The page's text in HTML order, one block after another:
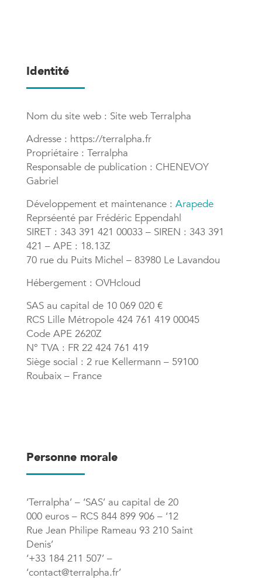
Identité
Nom du site web : Site web Terralpha
Adresse : https://terralpha.fr
Propriétaire : Terralpha
Responsable de publication : CHENEVOY
Gabriel
Développement et maintenance : Arapede
Reprséenté par Frédéric Eppendahl
SIRET : 343 391 421 00033 – SIREN : 343 391
421 – APE : 18.13Z
70 rue du Puits Michel – 83980 Le Lavandou
Hébergement : OVHcloud
SAS au capital de 10 069 020 €
RCS Lille Métropole 424 761 419 00045
Code APE 2620Z
N° TVA : FR 22 424 761 419
Siège social : 2 rue Kellermann – 59100
Roubaix – France
Personne morale
‘Terralpha’ – ‘SAS’ au capital de 20
000 euros – RCS 844 899 906 – ‘12
Rue Jean Philipe Rameau 93 210 Saint
Denis’
‘+33 184 211 507’ –
‘contact@terralpha.fr’